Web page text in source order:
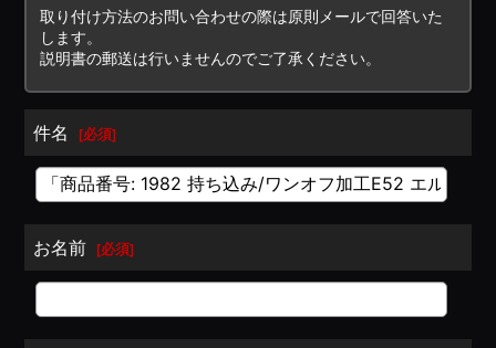
取り付け方法のお問い合わせの際は原則メールで回答いた
します。
説明書の郵送は行いませんのでご了承ください。
件名 [必須]
お名前 [必須]